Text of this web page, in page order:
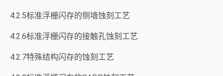
4.2.5标准浮栅闪存的侧墙蚀刻工艺
4.2.6标准浮栅闪存的接触孔蚀刻工艺
4.2.7特殊结构闪存的蚀刻工艺